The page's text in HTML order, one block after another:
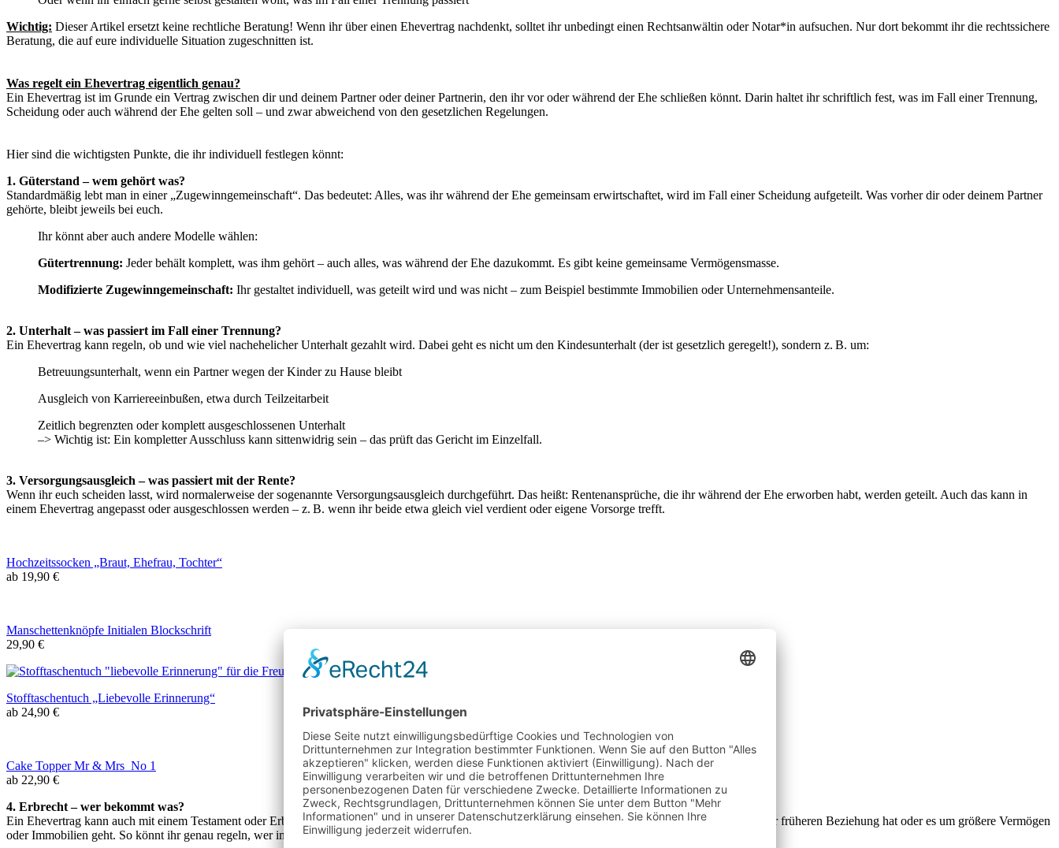
Wichtig: Dieser Artikel ersetzt keine rechtliche Beratung! Wenn ihr über einen Ehevertrag nachdenkt, solltet ihr unbedingt einen Rechtsanwältin oder Notar*in aufsuchen. Nur dort bekommt ihr die rechtssichere
Beratung, die auf eure individuelle Situation zugeschnitten ist.
Was regelt ein Ehevertrag eigentlich genau?
Ein Ehevertrag ist im Grunde ein Vertrag zwischen dir und deinem Partner oder deiner Partnerin, den ihr vor oder während der Ehe schließen könnt. Darin haltet ihr schriftlich fest, was im Fall einer Trennung,
Scheidung oder auch während der Ehe gelten soll – und zwar abweichend von den gesetzlichen Regelungen.
Hier sind die wichtigsten Punkte, die ihr individuell festlegen könnt:
1. Güterstand – wem gehört was?
Standardmäßig lebt man in einer „Zugewinngemeinschaft“. Das bedeutet: Alles, was ihr während der Ehe gemeinsam erwirtschaftet, wird im Fall einer Scheidung aufgeteilt. Was vorher dir oder deinem Partner
gehörte, bleibt jeweils bei euch.
Ihr könnt aber auch andere Modelle wählen:
Gütertrennung: Jeder behält komplett, was ihm gehört – auch alles, was während der Ehe dazukommt. Es gibt keine gemeinsame Vermögensmasse.
Modifizierte Zugewinngemeinschaft: Ihr gestaltet individuell, was geteilt wird und was nicht – zum Beispiel bestimmte Immobilien oder Unternehmensanteile.
2. Unterhalt – was passiert im Fall einer Trennung?
Ein Ehevertrag kann regeln, ob und wie viel nachehelicher Unterhalt gezahlt wird. Dabei geht es nicht um den Kindesunterhalt (der ist gesetzlich geregelt!), sondern z. B. um:
Betreuungsunterhalt, wenn ein Partner wegen der Kinder zu Hause bleibt
Ausgleich von Karriereeinbußen, etwa durch Teilzeitarbeit
Zeitlich begrenzten oder komplett ausgeschlossenen Unterhalt
–> Wichtig ist: Ein kompletter Ausschluss kann sittenwidrig sein – das prüft das Gericht im Einzelfall.
3. Versorgungsausgleich – was passiert mit der Rente?
Wenn ihr euch scheiden lasst, wird normalerweise der sogenannte Versorgungsausgleich durchgeführt. Das heißt: Rentenansprüche, die ihr während der Ehe erworben habt, werden geteilt. Auch das kann in
einem Ehevertrag angepasst oder ausgeschlossen werden – z. B. wenn ihr beide etwa gleich viel verdient oder eigene Vorsorge trefft.
Hochzeitssocken „Braut, Ehefrau, Tochter“
ab 19,90 €
Manschettenknöpfe Initialen Blockschrift
29,90 €
Stofftaschentuch „Liebevolle Erinnerung“
ab 24,90 €
Cake Topper Mr & Mrs No 1
ab 22,90 €
4. Erbrecht – wer bekommt was?
Ein Ehevertrag kann auch mit einem Testament oder Erbvertrag kombiniert werden. Das ist besonders dann sinnvoll, wenn einer von euch Kinder aus einer früheren Beziehung hat oder es um größere Vermögen
oder Immobilien geht. So könnt ihr genau regeln, wer im Ernstfall was bekommt – und Streitigkeiten vorbeugen.